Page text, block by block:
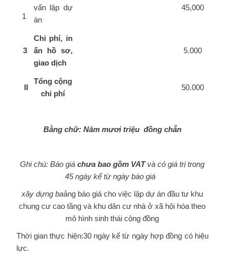
1
vấn lập dự
án
45,000
3
Chi phí, in
ấn hồ sơ,
giao dịch
5.000
II
Tổng cộng
chi phí
50.000
Bằng chữ: Năm mươi triệu đồng chẵn
Ghi chú: Báo giáchưa bao gồm VATvà có giá trị trong
45 ngày kể từ ngày báo giá
xây dựng baảng báo giá cho việc lập dự án đầu tư khu
chung cư cao tầng và khu dân cư nhà ở xã hội hóa theo
mô hình sinh thái cộng đồng
Thời gian thực hiện:30 ngày kể từ ngày hợp đồng có hiệu
lực.